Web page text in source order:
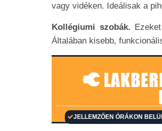
vagy vidéken. Ideálisak a
Kollégiumi szobák.
Általában kisebb,
JELLEMZŐEN ÓRÁKON